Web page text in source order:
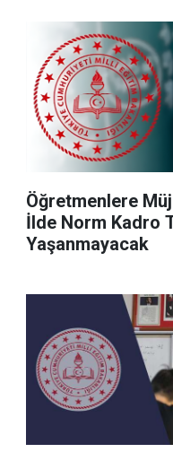
Öğretmenlere
İlde Norm Kadro
Yaşanmayacak